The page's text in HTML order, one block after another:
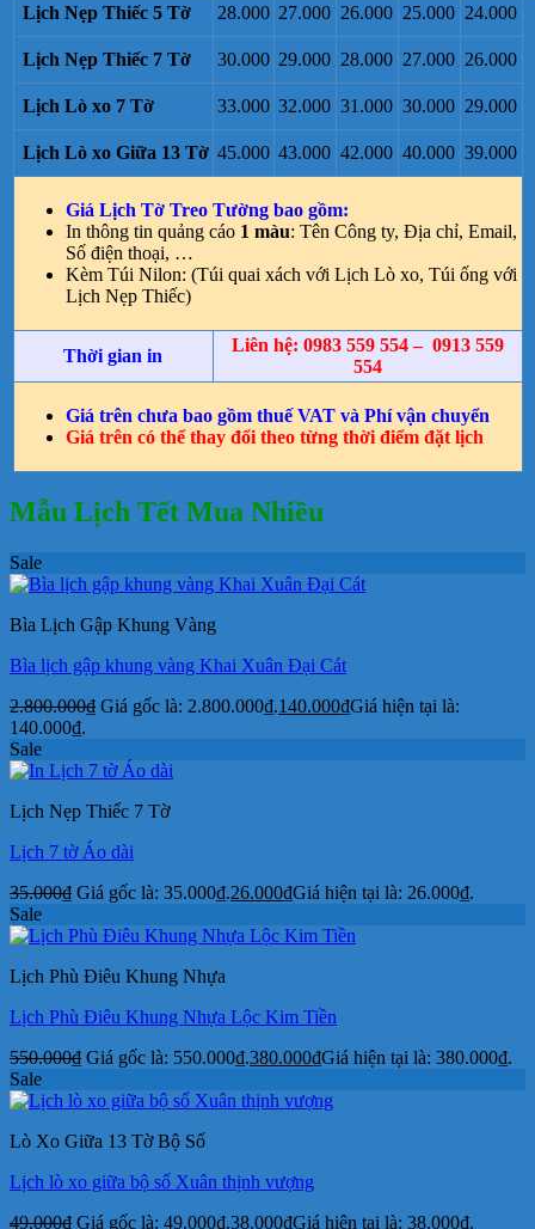
Lịch Nẹp Thiếc 5 Tờ
28.000 27.000 26.000 25.000 24.000
Lịch Nẹp Thiếc 7 Tờ 30.000 29.000 28.000 27.000 26.000
Lịch Lò xo 7 Tờ 33.000 32.000 31.000 30.000 29.000
Lịch Lò xo Giữa 13 Tờ 45.000 43.000 42.000 40.000 39.000
Giá Lịch Tờ Treo Tường bao gồm:
In thông tin quảng cáo 1 màu: Tên Công ty, Địa chỉ, Email,
Số điện thoại, …
Kèm Túi Nilon: (Túi quai xách với Lịch Lò xo, Túi ống với
Lịch Nẹp Thiếc)
Thời gian in
Liên hệ: 0983 559 554 – 0913 559
554
Giá trên chưa bao gồm thuế VAT và Phí vận chuyển
Giá trên có thể thay đổi theo từng thời điểm đặt lịch
Mẫu Lịch Tết Mua Nhiều
Sale
Bìa Lịch Gập Khung Vàng
Bìa lịch gập khung vàng Khai Xuân Đại Cát
2.800.000₫ Giá gốc là: 2.800.000₫.140.000₫Giá hiện tại là:
140.000₫.
Sale
Lịch Nẹp Thiếc 7 Tờ
Lịch 7 tờ Áo dài
35.000₫ Giá gốc là: 35.000₫.26.000₫Giá hiện tại là: 26.000₫.
Sale
Lịch Phù Điêu Khung Nhựa
Lịch Phù Điêu Khung Nhựa Lộc Kim Tiền
550.000₫ Giá gốc là: 550.000₫.380.000₫Giá hiện tại là: 380.000₫.
Sale
Lò Xo Giữa 13 Tờ Bộ Số
Lịch lò xo giữa bộ số Xuân thịnh vượng
49.000₫ Giá gốc là: 49.000₫.38.000₫Giá hiện tại là: 38.000₫.